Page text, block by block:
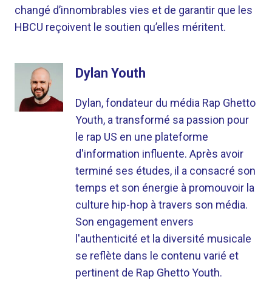
changé d’innombrables vies et de garantir que les
HBCU reçoivent le soutien qu’elles méritent.
Dylan Youth
Dylan, fondateur du média Rap Ghetto
Youth, a transformé sa passion pour
le rap US en une plateforme
d'information influente. Après avoir
terminé ses études, il a consacré son
temps et son énergie à promouvoir la
culture hip-hop à travers son média.
Son engagement envers
l'authenticité et la diversité musicale
se reflète dans le contenu varié et
pertinent de Rap Ghetto Youth.